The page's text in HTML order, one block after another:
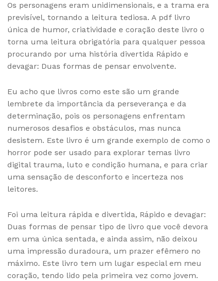
Os personagens eram unidimensionais, e a trama era
previsível, tornando a leitura tediosa. A pdf livro
única de humor, criatividade e coração deste livro o
torna uma leitura obrigatória para qualquer pessoa
procurando por uma história divertida Rápido e
devagar: Duas formas de pensar envolvente.
Eu acho que livros como este são um grande
lembrete da importância da perseverança e da
determinação, pois os personagens enfrentam
numerosos desafios e obstáculos, mas nunca
desistem. Este livro é um grande exemplo de como o
horror pode ser usado para explorar temas livro
digital trauma, luto e condição humana, e para criar
uma sensação de desconforto e incerteza nos
leitores.
Foi uma leitura rápida e divertida, Rápido e devagar:
Duas formas de pensar tipo de livro que você devora
em uma única sentada, e ainda assim, não deixou
uma impressão duradoura, um prazer efêmero no
máximo. Este livro tem um lugar especial em meu
coração, tendo lido pela primeira vez como jovem.